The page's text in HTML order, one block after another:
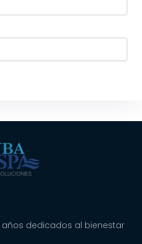
dedicados al bienestar